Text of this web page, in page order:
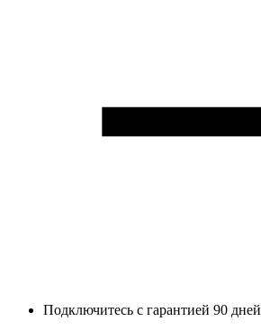
Подключитесь с гарантией 90 дней